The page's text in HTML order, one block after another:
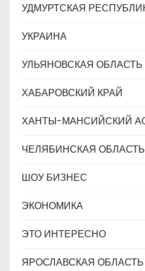
УДМУРТСКАЯ
УКРАИНА
УЛЬЯНОВСКАЯ ОБЛАСТЬ
ХАБАРОВСКИЙ КРАЙ
ХАНТЫ-МАНСИЙСКИЙ
ЧЕЛЯБИНСКАЯ ОБЛАСТЬ
ШОУ БИЗНЕС
ЭКОНОМИКА
ЭТО ИНТЕРЕСНО
ЯРОСЛАВСКАЯ ОБЛАСТЬ